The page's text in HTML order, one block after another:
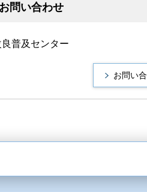
問い合わせ
普及センター